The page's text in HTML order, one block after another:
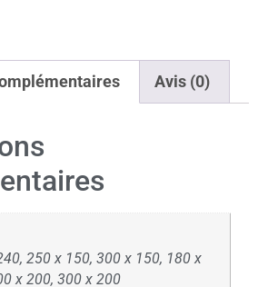
Avis (0)
250 x 150, 300 x 150, 180 x
x 200, 300 x 200